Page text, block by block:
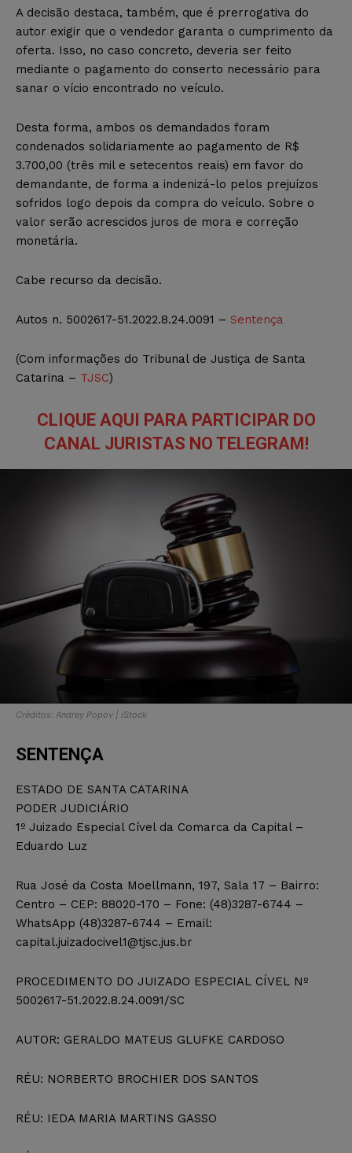
A decisão destaca, também, que é prerrogativa do
autor exigir que o vendedor garanta o cumprimento da
oferta. Isso, no caso concreto, deveria ser feito
mediante o pagamento do conserto necessário para
sanar o vício encontrado no veículo.
Desta forma, ambos os demandados foram
condenados solidariamente ao pagamento de R$
3.700,00 (três mil e setecentos reais) em favor do
demandante, de forma a indenizá-lo pelos prejuízos
sofridos logo depois da compra do veículo. Sobre o
valor serão acrescidos juros de mora e correção
monetária.
Cabe recurso da decisão.
Autos n. 5002617-51.2022.8.24.0091 – Sentença
(Com informações do Tribunal de Justiça de Santa
Catarina – TJSC)
CLIQUE AQUI PARA PARTICIPAR DO
CANAL JURISTAS NO TELEGRAM!
Créditos: Andrey Popov | iStock
SENTENÇA
ESTADO DE SANTA CATARINA
PODER JUDICIÁRIO
1º Juizado Especial Cível da Comarca da Capital –
Eduardo Luz
Rua José da Costa Moellmann, 197, Sala 17 – Bairro:
Centro – CEP: 88020-170 – Fone: (48)3287-6744 –
WhatsApp (48)3287-6744 – Email:
capital.juizadocivel1@tjsc.jus.br
PROCEDIMENTO DO JUIZADO ESPECIAL CÍVEL Nº
5002617-51.2022.8.24.0091/SC
AUTOR: GERALDO MATEUS GLUFKE CARDOSO
RÉU: NORBERTO BROCHIER DOS SANTOS
RÉU: IEDA MARIA MARTINS GASSO